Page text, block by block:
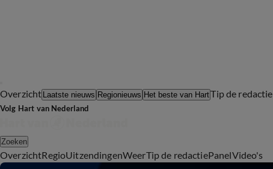
Overzicht Laatste nieuws Regionieuws Het beste van HartTip de redactie
Volg Hart van Nederland
Zoeken
OverzichtRegioUitzendingenWeerTip de redactiePanelVideo's